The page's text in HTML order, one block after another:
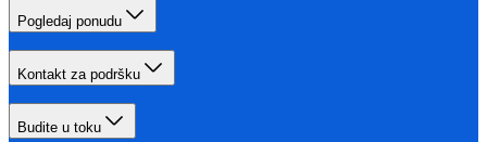
Pogledaj ponudu
Kontakt za podršku
Budite u toku